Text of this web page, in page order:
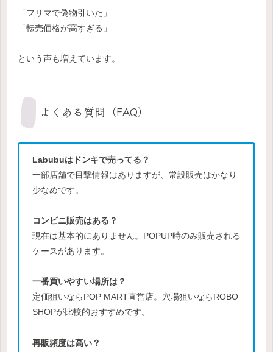
「フリマで偽物引いた」
「転売価格が高すぎる」
という声も増えています。
よくある質問（FAQ）
Labubuはドンキで売ってる？
一部店舗で目撃情報はありますが、常設販売はかなり
少なめです。
コンビニ販売はある？
現在は基本的にありません。POPUP時のみ販売される
ケースがあります。
一番買いやすい場所は？
定価狙いならPOP MART直営店。穴場狙いならROBO
SHOPが比較的おすすめです。
再販頻度は高い？